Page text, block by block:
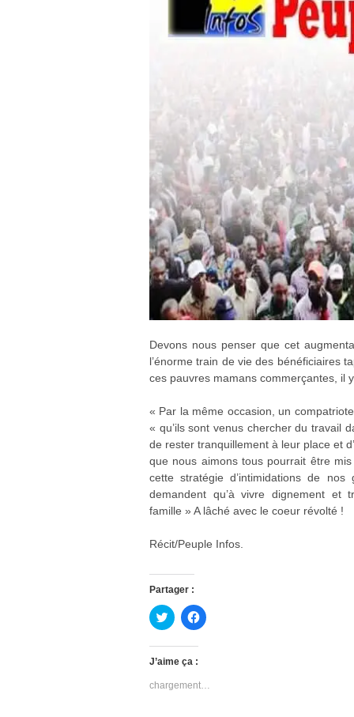
Devons nous penser que cet
l’énorme train de vie des bénéficiaires
ces pauvres mamans commerçantes, il
« Par la même occasion, un
« qu’ils sont venus chercher du travail
de rester tranquillement à leur place et
que nous aimons tous pourrait être
cette stratégie d’intimidations de
demandent qu’à vivre dignement et
famille » A lâché avec le coeur révolté !
Récit/Peuple Infos.
Partager :
C
l
q
u
e
p
C
l
p
J’aime ça :
chargement…